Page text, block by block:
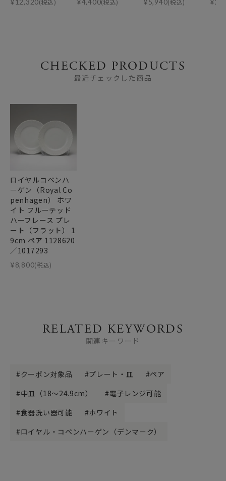
¥12,320(税込) ¥4,400(税込) ¥5,940(税込) ¥
CHECKED PRODUCTS
最近チェックした商品
ロイヤルコペンハ
ーゲン（Royal Co
penhagen） ホワ
イト フルーテッド
ハーフレース プレ
ート（フラット） 1
9cm ペア 1128620
／1017293
¥8,800(税込)
RELATED KEYWORDS
関連キーワード
クーポン対象品 プレート・皿
ペア
中皿（18～24.9cm）
電子レンジ可能
食器洗い器可能
ホワイト
ロイヤル・コペンハーゲン（デンマーク）